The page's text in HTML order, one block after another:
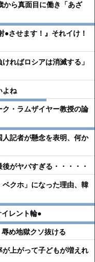
ら真面目に働き「あざ
●︎させます！』それイけ！
ればロシアは消滅する」
よね
ク・ラムザイヤー教授の論
記者が懸念を表明、何か
がヤバすぎる・・・・・
ベクホ」になった理由、韓
イレント輪●︎
め地獄クソ抜ける
上がって子どもが増えれ